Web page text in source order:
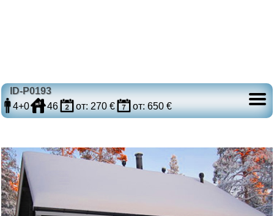
ID-P0193
4+0
46 от: 270 € от: 650 €